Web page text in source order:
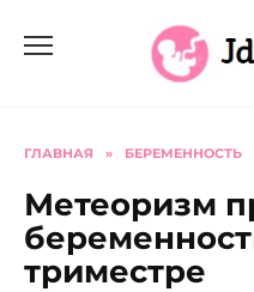
ГЛАВНАЯ » БЕРЕМЕННОСТЬ
Метеоризм
триместре